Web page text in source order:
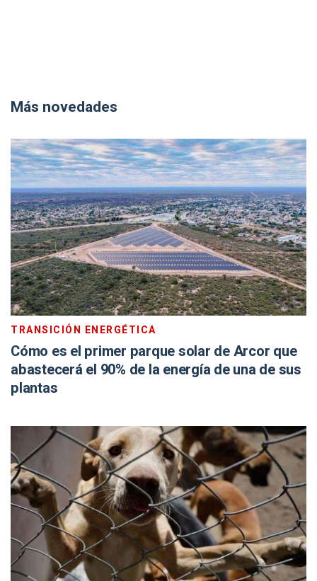
Más novedades
TRANSICIÓN ENERGÉTICA
Cómo es el primer parque solar de Arcor que
abastecerá el 90% de la energía de una de sus
plantas